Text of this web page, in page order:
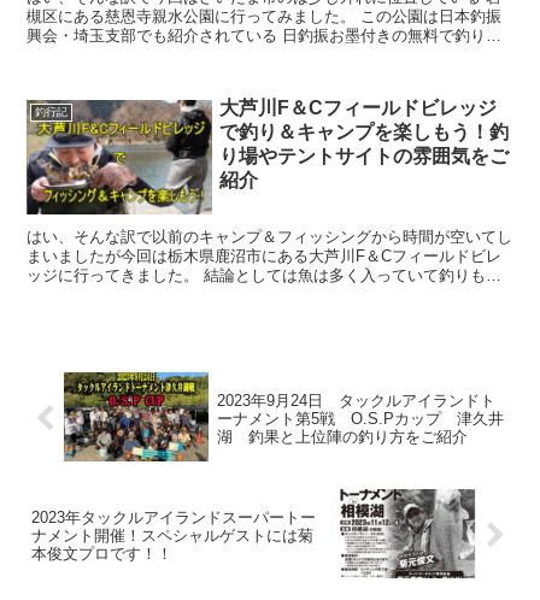
槻区にある慈恩寺親水公園に行ってみました。 この公園は日本釣振
興会・埼玉支部でも紹介されている 日釣振お墨付きの無料で釣りが
釣行記
大芦川F＆Cフィールドビレッジ
で釣り＆キャンプを楽しもう！釣
り場やテントサイトの雰囲気をご
紹介
はい、そんな訳で以前のキャンプ＆フィッシングから時間が空いてし
まいましたが今回は栃木県鹿沼市にある大芦川F＆Cフィールドビレ
ッジに行ってきました。 結論としては魚は多く入っていて釣りも楽
2023年9月24日 タックルアイランドト
ーナメント第5戦 O.S.Pカップ 津久井
湖 釣果と上位陣の釣り方をご紹介
2023年タックルアイランドスーパートー
ナメント開催！スペシャルゲストには菊
本俊文プロです！！